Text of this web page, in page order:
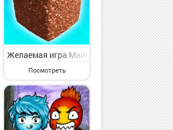
от знаменитого группы
игрушка для классного
на Андроид - веселаяУДАР WW2 СТРЕЛКА на
Желаемая игра Майн Блок Крафт: Планет
Посмотреть